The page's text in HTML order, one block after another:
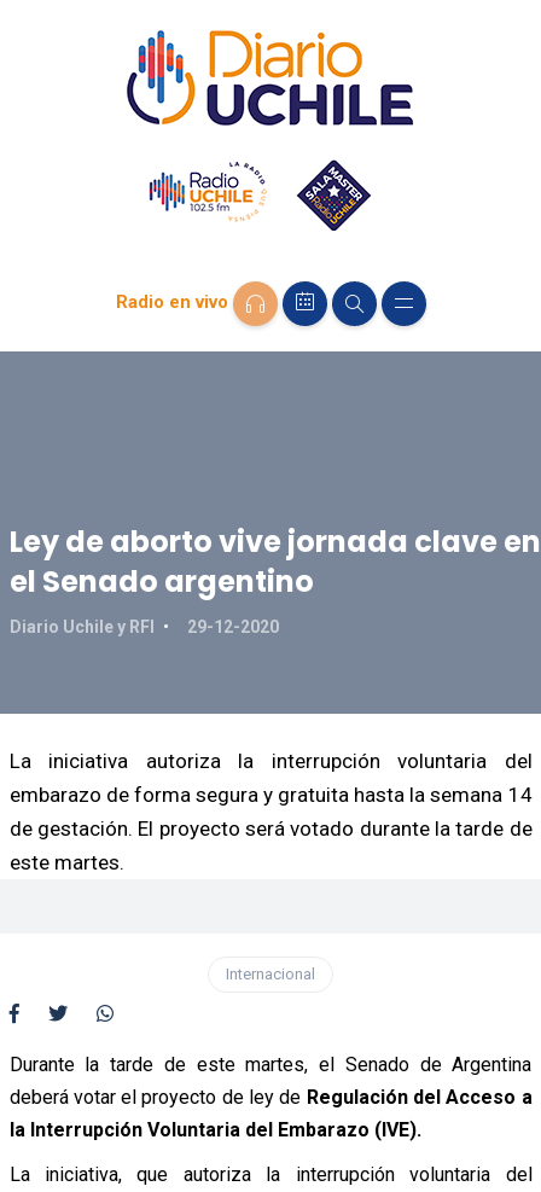
Radio en vivo
Ley de aborto vive jornada clave en
el Senado argentino
Diario Uchile y RFI 29-12-2020
La iniciativa autoriza la interrupción voluntaria del
embarazo de forma segura y gratuita hasta la semana 14
de gestación. El proyecto será votado durante la tarde de
este martes.
Internacional
Durante la tarde de este martes, el Senado de Argentina
deberá votar el proyecto de ley de Regulación del Acceso a
la Interrupción Voluntaria del Embarazo (IVE).
La iniciativa, que autoriza la interrupción voluntaria del